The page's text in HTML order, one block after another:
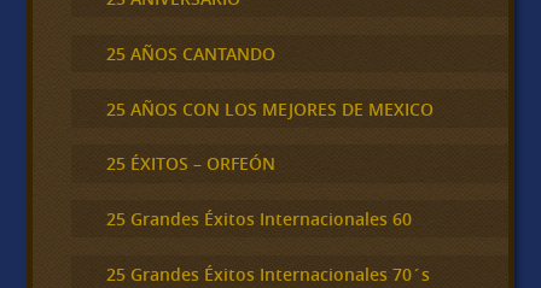
25 AÑOS CANTANDO
25 AÑOS CON LOS MEJORES DE MEXICO
25 ÉXITOS – ORFEÓN
25 Grandes Éxitos Internacionales 60
25 Grandes Éxitos Internacionales 70´s